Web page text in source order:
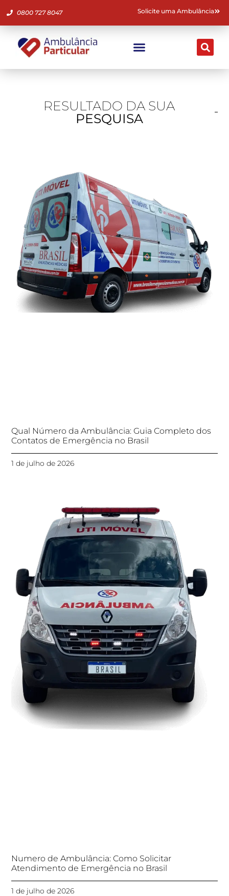
0800 727 8047 Solicite uma Ambulância
RESULTADO DA SUA
PESQUISA
Qual Número da Ambulância: Guia Completo dos
Contatos de Emergência no Brasil
1 de julho de 2026
Numero de Ambulância: Como Solicitar
Atendimento de Emergência no Brasil
1 de julho de 2026